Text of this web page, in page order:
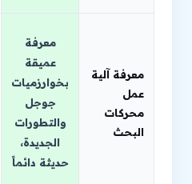
معرفة آلية
عمل
محركات
البحث
معرفة
عميقة
بخوارزميات
جوجل
والتطورات
الجديدة،
حديثة دائماً